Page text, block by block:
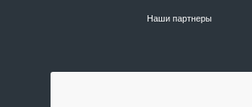
Наши партнеры